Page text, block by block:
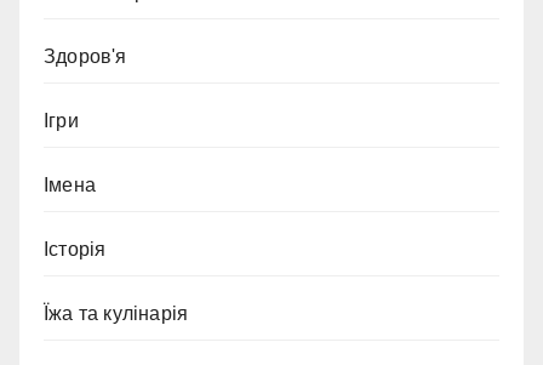
Здоров'я
Ігри
Імена
Історія
Їжа та кулінарія